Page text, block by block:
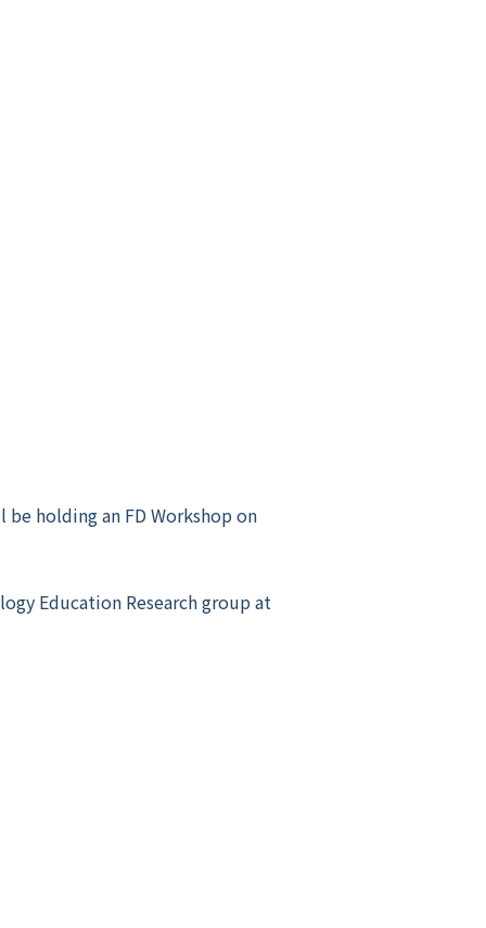
holding an FD Workshop on
Education Research group at